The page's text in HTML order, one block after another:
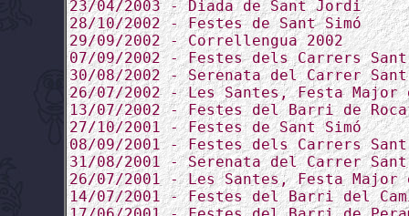
23/04/2003 - Diada de Sant Jordi
28/10/2002 - Festes de Sant Simó
29/09/2002 - Correllengua 2002
07/09/2002 - Festes dels Carrers
30/08/2002 - Serenata del Carrer Sant
26/07/2002 - Les Santes, Festa Major
13/07/2002 - Festes del Barri de
27/10/2001 - Festes de Sant Simó
08/09/2001 - Festes dels Carrers
31/08/2001 - Serenata del Carrer Sant
26/07/2001 - Les Santes, Festa Major
14/07/2001 - Festes del Barri del